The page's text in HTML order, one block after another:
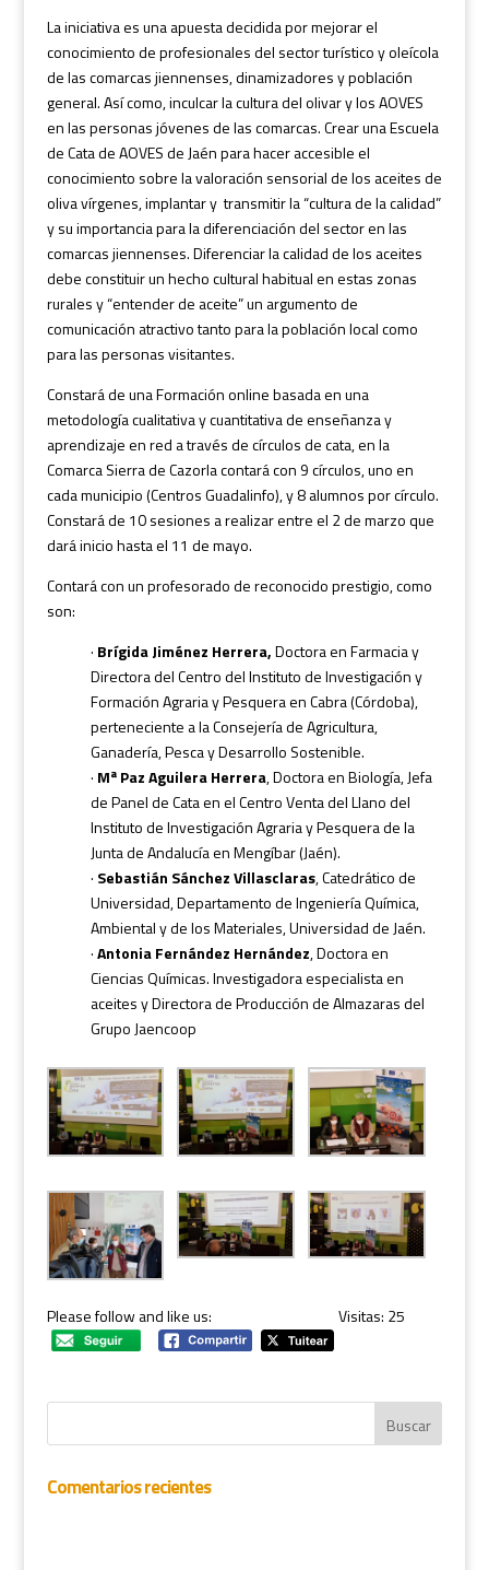
La iniciativa es una apuesta decidida por mejorar el
conocimiento de profesionales del sector turístico y oleícola
de las comarcas jiennenses, dinamizadores y población
general. Así como, inculcar la cultura del olivar y los AOVES
en las personas jóvenes de las comarcas. Crear una Escuela
de Cata de AOVES de Jaén para hacer accesible el
conocimiento sobre la valoración sensorial de los aceites de
oliva vírgenes, implantar y transmitir la “cultura de la calidad”
y su importancia para la diferenciación del sector en las
comarcas jiennenses. Diferenciar la calidad de los aceites
debe constituir un hecho cultural habitual en estas zonas
rurales y “entender de aceite” un argumento de
comunicación atractivo tanto para la población local como
para las personas visitantes.
Constará de una Formación online basada en una
metodología cualitativa y cuantitativa de enseñanza y
aprendizaje en red a través de círculos de cata, en la
Comarca Sierra de Cazorla contará con 9 círculos, uno en
cada municipio (Centros Guadalinfo), y 8 alumnos por círculo.
Constará de 10 sesiones a realizar entre el 2 de marzo que
dará inicio hasta el 11 de mayo.
Contará con un profesorado de reconocido prestigio, como
son:
· Brígida Jiménez Herrera,Doctora en Farmacia y
Directora del Centro del Instituto de Investigación y
Formación Agraria y Pesquera en Cabra (Córdoba),
perteneciente a la Consejería de Agricultura,
Ganadería, Pesca y Desarrollo Sostenible.
· Mª Paz Aguilera Herrera, Doctora en Biología, Jefa
de Panel de Cata en el Centro Venta del Llano del
Instituto de Investigación Agraria y Pesquera de la
Junta de Andalucía en Mengíbar (Jaén).
· Sebastián Sánchez Villasclaras, Catedrático de
Universidad, Departamento de Ingeniería Química,
Ambiental y de los Materiales, Universidad de Jaén.
·Antonia Fernández Hernández, Doctora en
Ciencias Químicas. Investigadora especialista en
aceites y Directora de Producción de Almazaras del
Grupo Jaencoop
Please follow and like us: Visitas: 25
Comentarios recientes